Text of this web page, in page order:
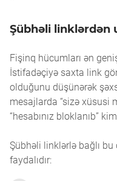
Şübhəli linklərdən
Fişinq hücumları ən
İstifadəçiyə saxta link
olduğunu düşünərək
mesajlarda “sizə xüsusi
“hesabınız bloklanıb”
Şübhəli linklərlə bağlı
faydalıdır: